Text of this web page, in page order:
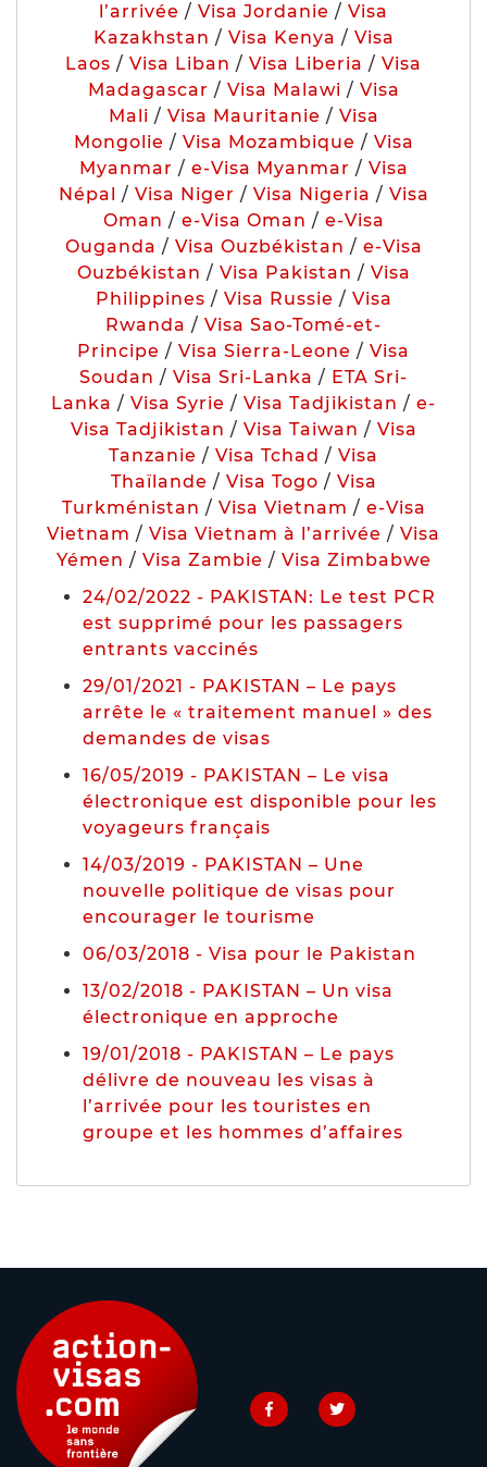
l’arrivée / Visa Jordanie / Visa
Kazakhstan / Visa Kenya / Visa
Laos / Visa Liban / Visa Liberia / Visa
Madagascar / Visa Malawi / Visa
Mali / Visa Mauritanie / Visa
Mongolie / Visa Mozambique / Visa
Myanmar / e-Visa Myanmar / Visa
Népal / Visa Niger / Visa Nigeria / Visa
Oman / e-Visa Oman / e-Visa
Ouganda / Visa Ouzbékistan / e-Visa
Ouzbékistan / Visa Pakistan / Visa
Philippines / Visa Russie / Visa
Rwanda / Visa Sao-Tomé-et-
Principe / Visa Sierra-Leone / Visa
Soudan / Visa Sri-Lanka / ETA Sri-
Lanka / Visa Syrie / Visa Tadjikistan / e-
Visa Tadjikistan / Visa Taiwan / Visa
Tanzanie / Visa Tchad / Visa
Thaïlande / Visa Togo / Visa
Turkménistan / Visa Vietnam / e-Visa
Vietnam / Visa Vietnam à l’arrivée / Visa
Yémen / Visa Zambie / Visa Zimbabwe
24/02/2022 - PAKISTAN: Le test PCR
est supprimé pour les passagers
entrants vaccinés
29/01/2021 - PAKISTAN – Le pays
arrête le « traitement manuel » des
demandes de visas
16/05/2019 - PAKISTAN – Le visa
électronique est disponible pour les
voyageurs français
14/03/2019 - PAKISTAN – Une
nouvelle politique de visas pour
encourager le tourisme
06/03/2018 - Visa pour le Pakistan
13/02/2018 - PAKISTAN – Un visa
électronique en approche
19/01/2018 - PAKISTAN – Le pays
délivre de nouveau les visas à
l’arrivée pour les touristes en
groupe et les hommes d’affaires